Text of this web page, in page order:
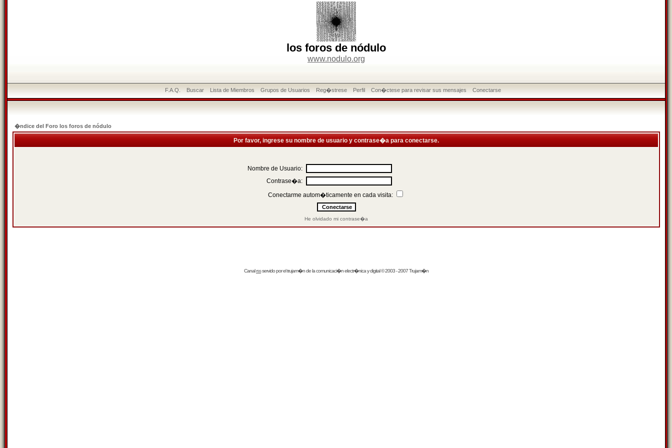
los foros de nódulo
www.nodulo.org
F.A.Q. Buscar Lista de Miembros Grupos de Usuarios Reg�strese Perfil Con�ctese para revisar sus mensajes Conectarse
�ndice del Foro los foros de nódulo
Por favor, ingrese su nombre de usuario y contrase�a para conectarse.
Nombre de Usuario:
Contrase�a:
Conectarme autom�ticamente en cada visita:
He olvidado mi contrase�a
Canalrssservido por eltrujam�nde la comunicaci�n electr�nica y digital © 2003 - 2007 Trujam�n